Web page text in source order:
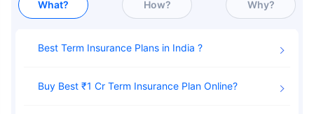
What? How? Why?
Best Term Insurance Plans in India
Buy Best ₹1 Cr Term Insurance Plan Online